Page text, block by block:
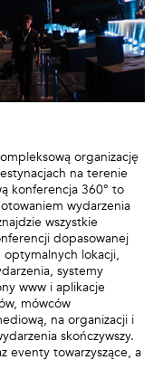
organizację
na terenie
konferencja 360° to
wydarzenia
wszystkie
dopasowanej
lokacji,
systemy
www i aplikacje
mówców
na organizacji i
skończywszy.
eventy towarzyszące, a